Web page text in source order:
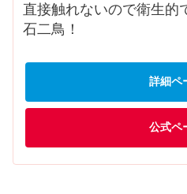
直接触れないので衛生的
石二鳥！
詳細ペ
公式ペ